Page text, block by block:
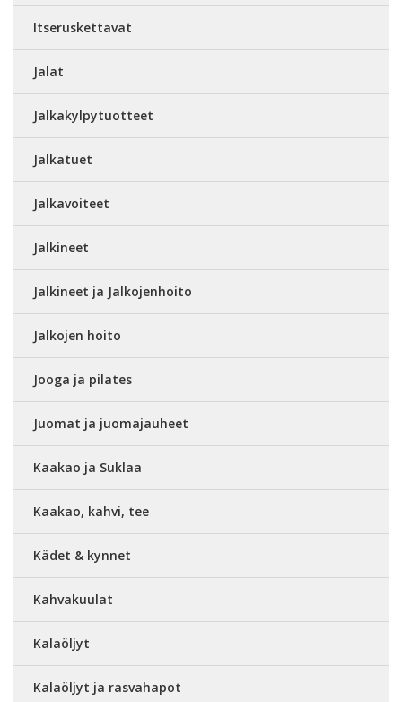
Itseruskettavat
Jalat
Jalkakylpytuotteet
Jalkatuet
Jalkavoiteet
Jalkineet
Jalkineet ja Jalkojenhoito
Jalkojen hoito
Jooga ja pilates
Juomat ja juomajauheet
Kaakao ja Suklaa
Kaakao, kahvi, tee
Kädet & kynnet
Kahvakuulat
Kalaöljyt
Kalaöljyt ja rasvahapot